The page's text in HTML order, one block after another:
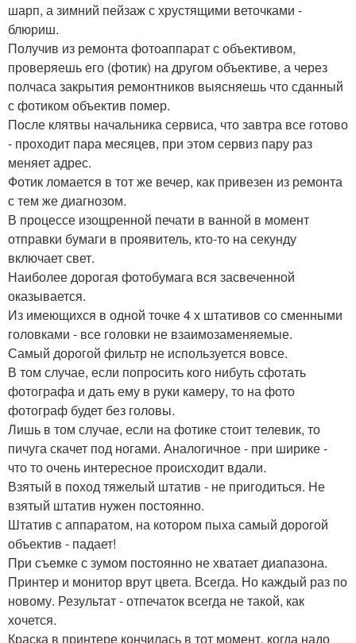
шарп, а зимний пейзаж с хрустящими веточками -
блюриш.
Получив из ремонта фотоаппарат с объективом,
проверяешь его (фотик) на другом объективе, а через
полчаса закрытия ремонтников выясняешь что сданный
с фотиком объектив помер.
После клятвы начальника сервиса, что завтра все готово
- проходит пара месяцев, при этом сервиз пару раз
меняет адрес.
Фотик ломается в тот же вечер, как привезен из ремонта
с тем же диагнозом.
В процессе изощренной печати в ванной в момент
отправки бумаги в проявитель, кто-то на секунду
включает свет.
Наиболее дорогая фотобумага вся засвеченной
оказывается.
Из имеющихся в одной точке 4 х штативов со сменными
головками - все головки не взаимозаменяемые.
Самый дорогой фильтр не используется вовсе.
В том случае, если попросить кого нибуть сфотать
фотографа и дать ему в руки камеру, то на фото
фотограф будет без головы.
Лишь в том случае, если на фотике стоит телевик, то
пичуга скачет под ногами. Аналогичное - при ширике -
что то очень интересное происходит вдали.
Взятый в поход тяжелый штатив - не пригодиться. Не
взятый штатив нужен постоянно.
Штатив с аппаратом, на котором пыха самый дорогой
объектив - падает!
При съемке с зумом постоянно не хватает диапазона.
Принтер и монитор врут цвета. Всегда. Но каждый раз по
новому. Результат - отпечаток всегда не такой, как
хочется.
Краска в принтере кончилась в тот момент, когда надо